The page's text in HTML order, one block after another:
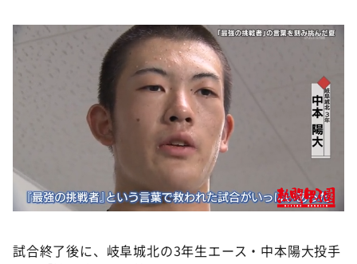
試合終了後に、岐阜城北の3年生エース・中本陽大投手